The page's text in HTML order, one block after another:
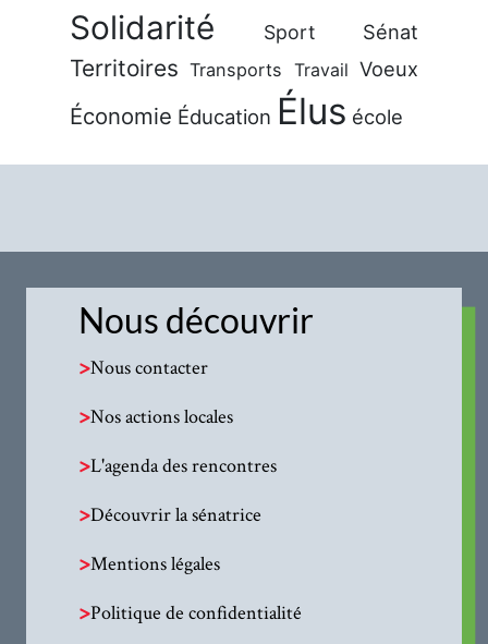
Solidarité Sport Sénat
Territoires Transports Travail Voeux
Économie Éducation Élus école
Nous découvrir
>Nous contacter
>Nos actions locales
>L'agenda des rencontres
>Découvrir la sénatrice
>Mentions légales
>Politique de confidentialité